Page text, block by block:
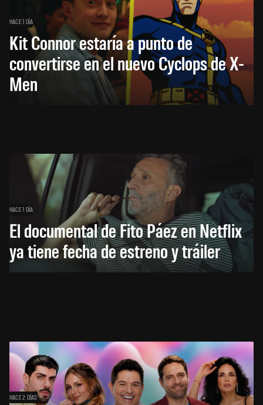
HACE 1 DÍA
Kit Connor estaría a punto de
convertirse en el nuevo Cyclops de X-
Men
HACE 1 DÍA
El documental de Fito Páez en Netflix
ya tiene fecha de estreno y tráiler
HACE 2 DÍAS